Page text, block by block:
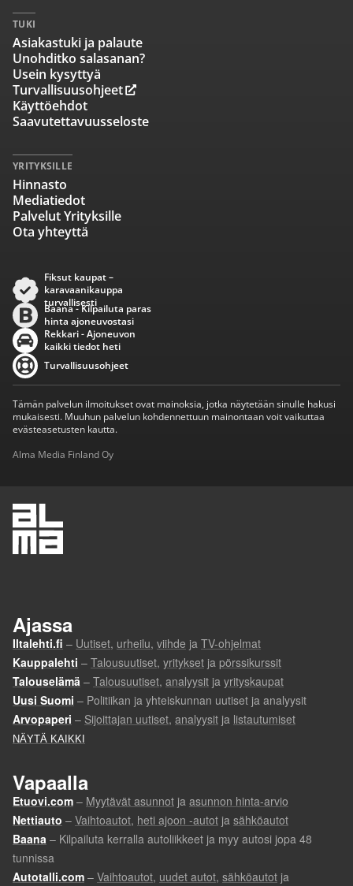
TUKI
Asiakastuki ja palaute
Unohditko salasanan?
Usein kysyttyä
Turvallisuusohjeet
Käyttöehdot
Saavutettavuusseloste
YRITYKSILLE
Hinnasto
Mediatiedot
Palvelut Yrityksille
Ota yhteyttä
Fiksut kaupat –
karavaanikauppa
turvallisesti
Baana - Kilpailuta paras
hinta ajoneuvostasi
Rekkari - Ajoneuvon
kaikki tiedot heti
Turvallisuusohjeet
Tämän palvelun ilmoitukset ovat mainoksia, jotka näytetään sinulle hakusi
mukaisesti. Muuhun palvelun kohdennettuun mainontaan voit vaikuttaa
evästeasetusten kautta.
Alma Media Finland Oy